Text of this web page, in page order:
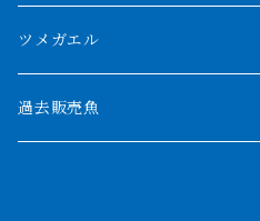
パルマス
ポーリー
セネガルス
1800mm
2000mm以上
ツメガエル
過去販売魚